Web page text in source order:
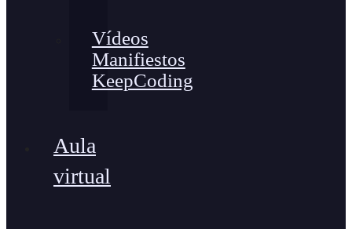
Vídeos
Manifiestos
KeepCoding
Aula
virtual